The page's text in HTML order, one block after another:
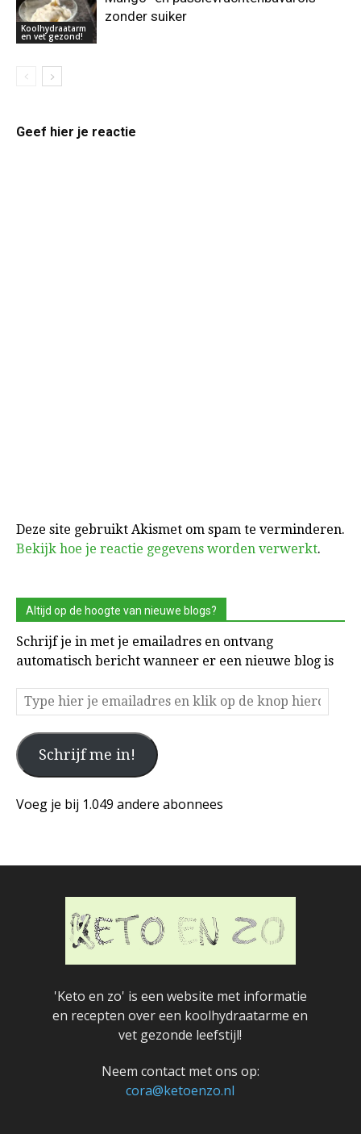
Koolhydraatarm
en vet gezond!
zonder suiker
Geef hier je reactie
Deze site gebruikt Akismet om spam te verminderen.
Bekijk hoe je reactie gegevens worden verwerkt.
Altijd op de hoogte van nieuwe blogs?
Schrijf je in met je emailadres en ontvang
automatisch bericht wanneer er een nieuwe blog is
Type
hier
je
emailadres
en
op
hieronder
Schrijf me in!
Voeg je bij 1.049 andere abonnees
'Keto en zo' is een website met informatie
en recepten over een koolhydraatarme en
vet gezonde leefstijl!
Neem contact met ons op:
cora@ketoenzo.nl